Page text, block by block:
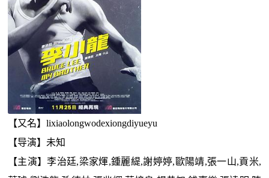
【又名】lixiaolongwodexiongdiyueyu
【导演】未知
【主演】李治廷,梁家煇,鍾麗緹,謝婷婷,歐陽靖,張一山,貢米,